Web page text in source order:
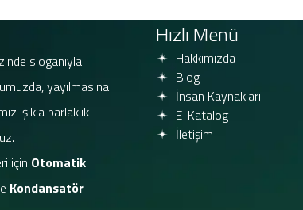
sloganıyla
yayılmasına
ışıkla parlaklık
için Otomatik
Kondansatör
Hızlı Menü
Hakkımızda
Blog
İnsan Kaynakları
E-Katalog
İletişim